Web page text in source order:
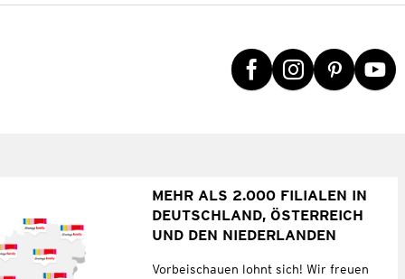
MEHR ALS 2.000 FILIALEN IN
DEUTSCHLAND, ÖSTERREICH
UND DEN NIEDERLANDEN
Vorbeischauen lohnt sich! Wir freuen